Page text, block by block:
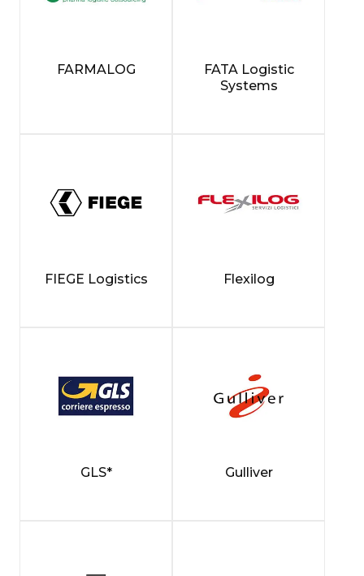
FARMALOG
FATA Logistic
Systems
FIEGE Logistics Flexilog
GLS* Gulliver